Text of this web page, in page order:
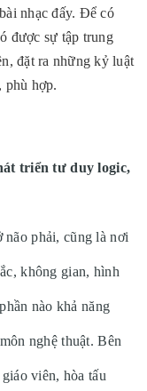
nhạc đấy. Để có
được sự tập trung
đặt ra những kỷ luật
phù hợp.
triển tư duy logic,
não phải, cũng là nơi
không gian, hình
nào khả năng
nghệ thuật. Bên
viên, hòa tấu